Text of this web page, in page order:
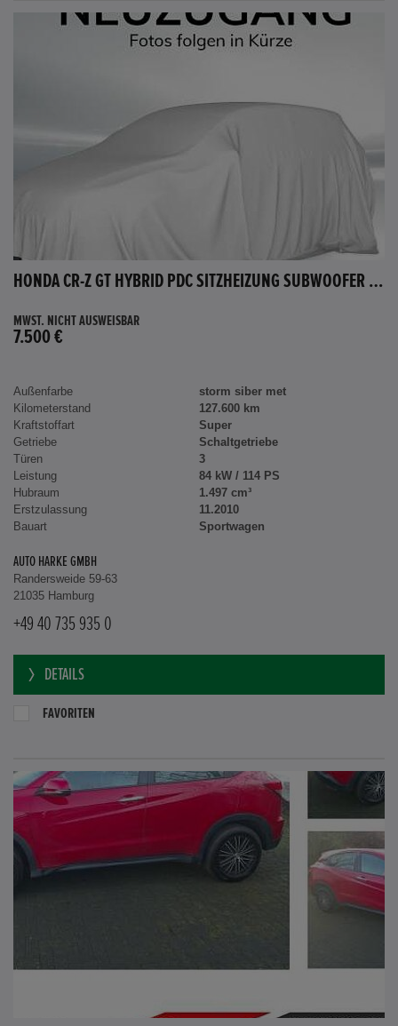
HONDA CR-Z GT HYBRID PDC SITZHEIZUNG SUBWOOFER BLUETOOTH
MWST. NICHT AUSWEISBAR
7.500 €
Außenfarbe
storm siber met
Kilometerstand
127.600 km
Kraftstoffart
Super
Getriebe
Schaltgetriebe
Türen
3
Leistung
84 kW / 114 PS
Hubraum
1.497 cm³
Erstzulassung
11.2010
Bauart
Sportwagen
AUTO HARKE GMBH
Randersweide 59-63
21035 Hamburg
+49 40 735 935 0
DETAILS
FAVORITEN